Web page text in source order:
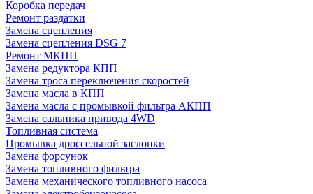
Коробка передач
Ремонт раздатки
Замена сцепления
Замена сцепления DSG 7
Ремонт МКПП
Замена редуктора КПП
Замена троса переключения скоростей
Замена масла в КПП
Замена масла с промывкой фильтра АКПП
Замена сальника привода 4WD
Топливная система
Промывка дроссельной заслонки
Замена форсунок
Замена топливного фильтра
Замена механического топливного насоса